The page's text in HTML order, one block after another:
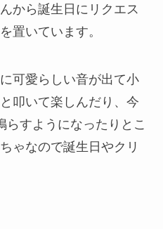
から誕生日にリクエス
置いています。
可愛らしい音が出て小
叩いて楽しんだり、今
らすようになったりとこ
ゃなので誕生日やクリ